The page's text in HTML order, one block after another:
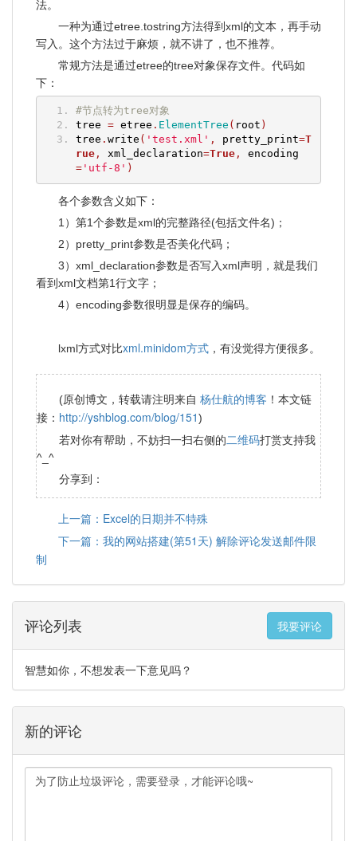
法。
一种为通过etree.tostring方法得到xml的文本，再手动
写入。这个方法过于麻烦，就不讲了，也不推荐。
常规方法是通过etree的tree对象保存文件。代码如
下：
#节点转为tree对象
tree = etree . ElementTree ( root )
tree . write ( 'test.xml' , pretty_print=T
rue, xml_declaration=True,
encoding
='utf-8' )
各个参数含义如下：
1）第1个参数是xml的完整路径(包括文件名)；
2）pretty_print参数是否美化代码；
3）xml_declaration参数是否写入xml声明，就是我们
看到xml文档第1行文字；
4）encoding参数很明显是保存的编码。
lxml方式对比xml.minidom方式 ，有没觉得方便很多。
(原创博文，转载请注明来自 杨仕航的博客 ！本文链
接： http://yshblog.com/blog/151)
若对你有帮助，不妨扫一扫右侧的二维码打赏支持我
^_^
分享到：
上一篇：Excel的日期并不特殊
下一篇：我的网站搭建(第51天) 解除评论发送邮件限
制
评论列表 我要评论
智慧如你，不想发表一下意见吗？
新的评论